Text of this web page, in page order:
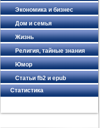
Экономика и бизнес
Дом и семья
Жизнь
Религия, тайные знания
Юмор
Статьи fb2 и epub
Статистика